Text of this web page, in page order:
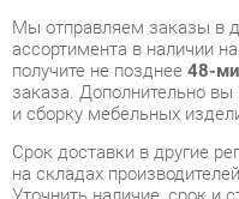
Срок доставки в другие
на складах
Уточнить наличие, срок и
через формуобратной
В любой момент до
течение 7-ми дней после
изменить выборили